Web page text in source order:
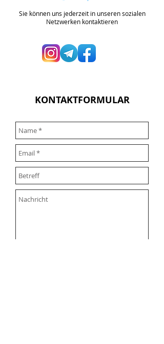
​Sie können uns jederzeit in unseren sozialen
Netzwerken kontaktieren
KONTAKTFORMULAR